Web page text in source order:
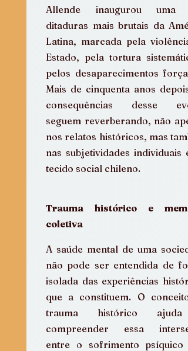
Allende inaugurou uma
ditaduras mais brutais da
Latina, marcada pela
Estado, pela tortura
pelos desaparecimentos
Mais de cinquenta anos
consequências desse
seguem reverberando, não
nos relatos históricos, mas
nas subjetividades individuais
tecido social chileno.
Trauma histórico e
coletiva
A saúde mental de uma
não pode ser entendida de
isolada das experiências
que a constituem. O
trauma histórico
compreender essa
entre o sofrimento psíquico